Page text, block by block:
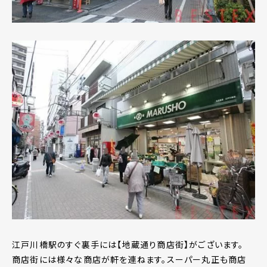
江戸川橋駅のすぐ裏手には【地蔵通り商店街】がございます。
商店街には様々な商店が軒を連ねます。スーパー丸正も商店